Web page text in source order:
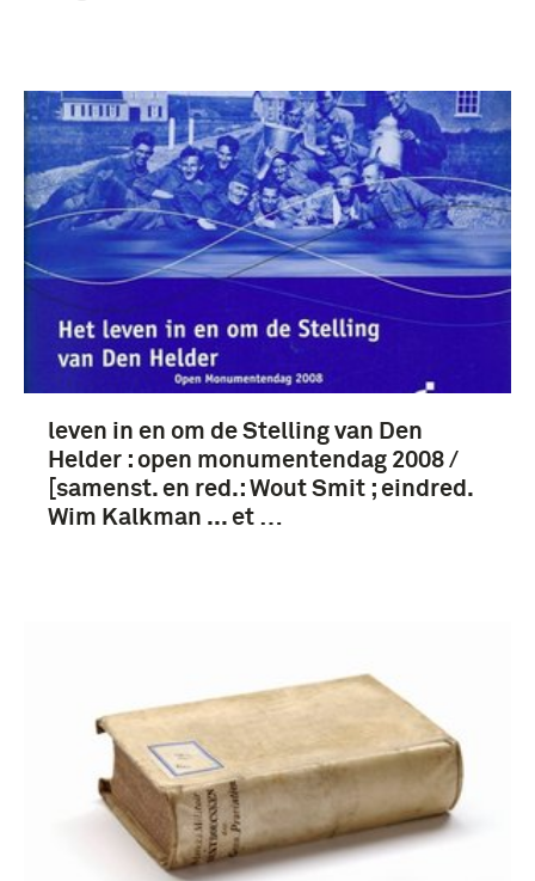
leven in en om de Stelling van Den
Helder : open monumentendag 2008 /
[samenst. en red.: Wout Smit ; eindred.
Wim Kalkman ... et …